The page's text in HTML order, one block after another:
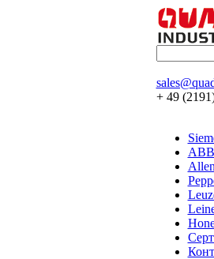
+ 49
ABB